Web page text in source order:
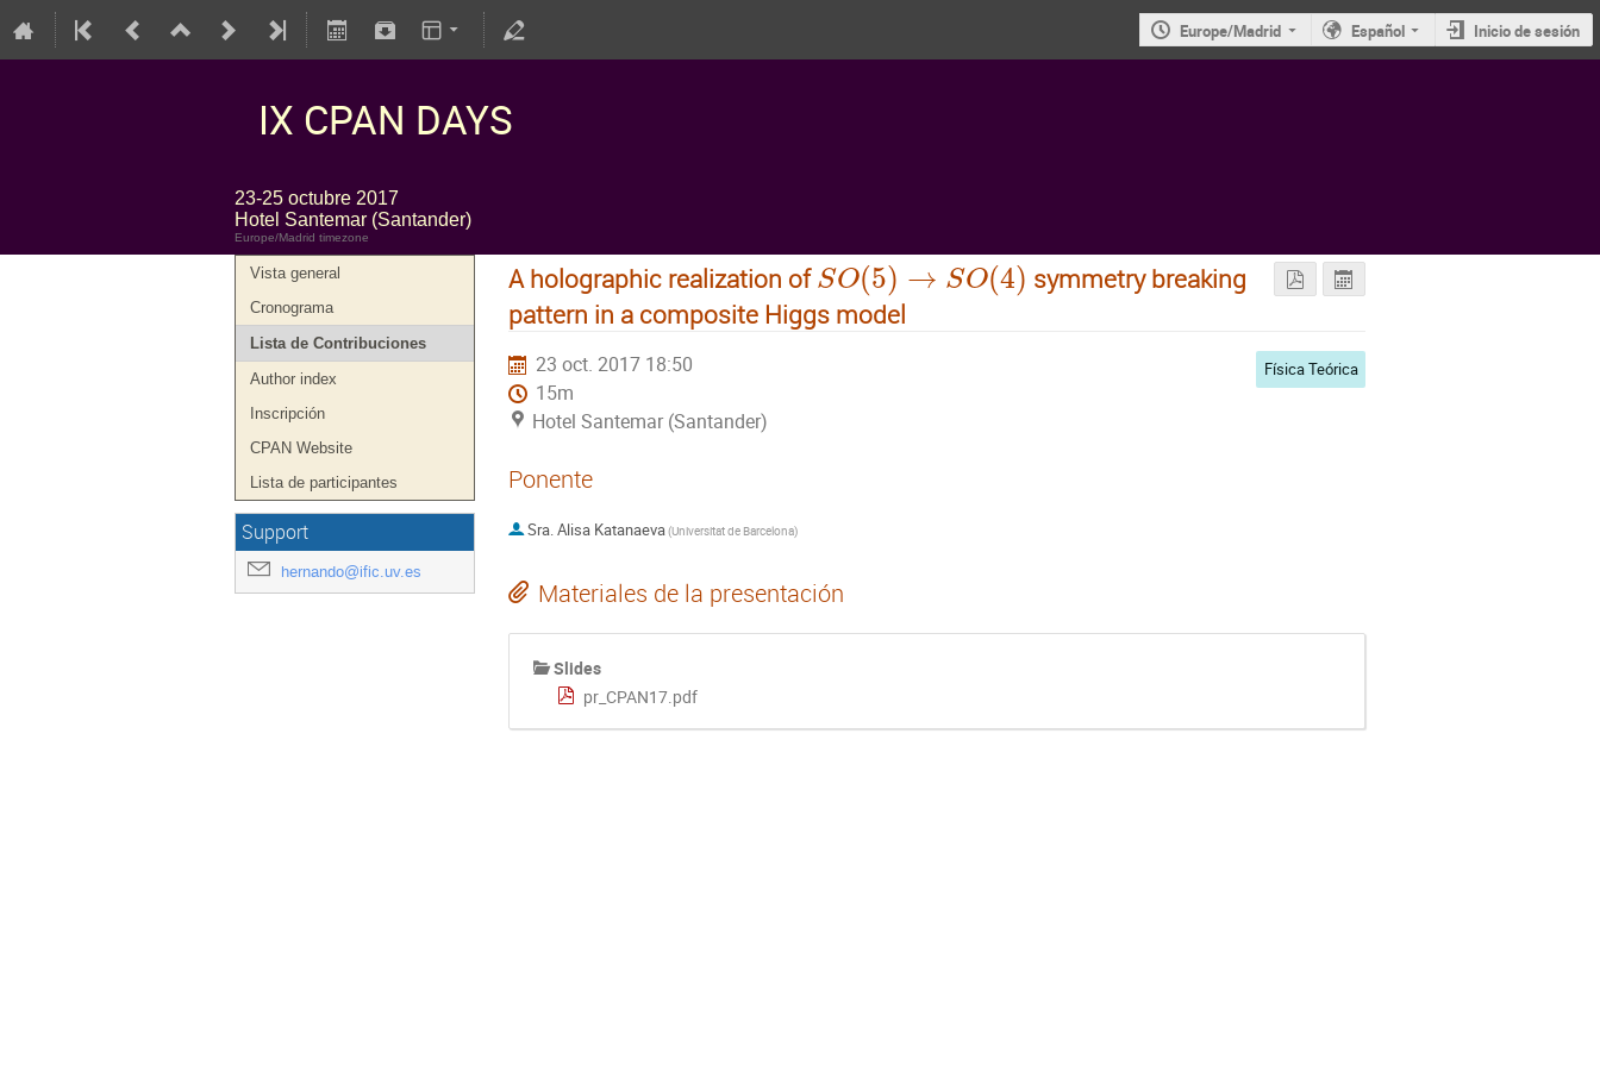
Europe/Madrid Español Inicio de sesión
IX CPAN DAYS
23-25 octubre 2017
Hotel Santemar (Santander)
Europe/Madrid timezone
Vista general
Cronograma
Lista de Contribuciones
Author index
Inscripción
CPAN Website
Lista de participantes
Support
hernando@ific.uv.es
A holographic realization of SO(5) → SO(4) symmetry breaking
pattern in a composite Higgs model
23 oct. 2017 18:50
15m
Hotel Santemar (Santander)
Física Teórica
Ponente
Sra.Alisa Katanaeva(Universitat de Barcelona)
Materiales de la presentación
Slides
pr_CPAN17.pdf